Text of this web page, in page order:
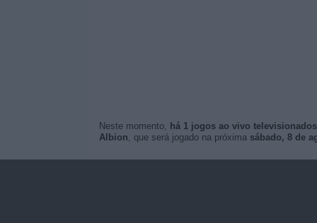
Neste momento, há 1 jogos ao vivo televisionados
Albion, que será jogado na próxima sábado, 8 de